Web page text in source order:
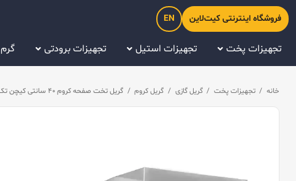
فروشگاه اینترنتی کیت‌لاین EN
تجهیزات پخت تجهیزات استیل تجهیزات برودتی
خانه / تجهیزات پخت / گریل گازی / گریل کروم / گریل تخت صفحه کروم ۴۰ سانتی کیچن تک (Kitchentech) مدل HFT74GC